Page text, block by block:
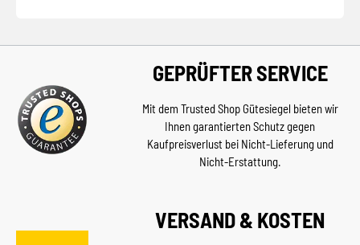
GEPRÜFTER SERVICE
Mit dem Trusted Shop Gütesiegel bieten wir
Ihnen garantierten Schutz gegen
Kaufpreisverlust bei Nicht-Lieferung und
Nicht-Erstattung.
VERSAND & KOSTEN